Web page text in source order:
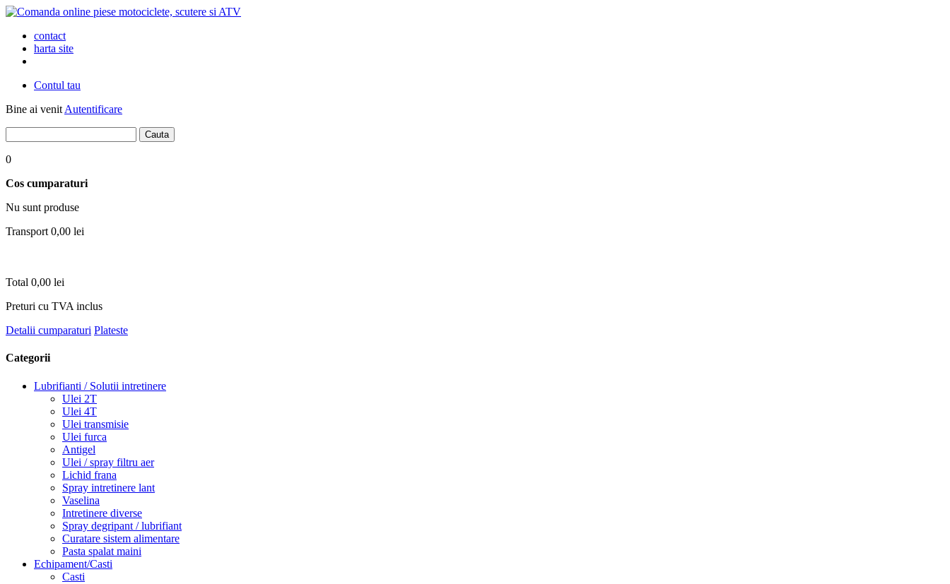
contact
harta site
Contul tau
Bine ai venit Autentificare
0
Cos cumparaturi
Nu sunt produse
Transport 0,00 lei
Total 0,00 lei
Preturi cu TVA inclus
Detalii cumparaturi Plateste
Categorii
Lubrifianti / Solutii intretinere
Ulei 2T
Ulei 4T
Ulei transmisie
Ulei furca
Antigel
Ulei / spray filtru aer
Lichid frana
Spray intretinere lant
Vaselina
Intretinere diverse
Spray degripant / lubrifiant
Curatare sistem alimentare
Pasta spalat maini
Echipament/Casti
Casti